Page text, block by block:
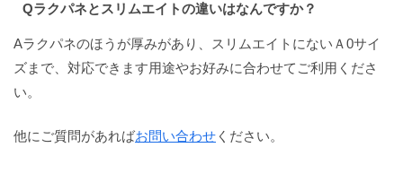
Qラクパネとスリムエイトの違いはなんですか？
Aラクパネのほうが厚みがあり、スリムエイトにないＡ0サイ
ズまで、対応できます用途やお好みに合わせてご利用くださ
い。
他にご質問があればお問い合わせ ください。